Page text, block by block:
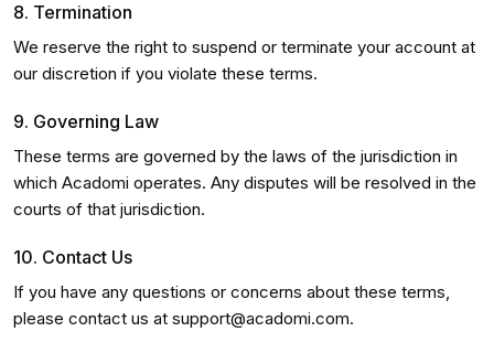
8. Termination
We reserve the right to suspend or terminate your account at
our discretion if you violate these terms.
9. Governing Law
These terms are governed by the laws of the jurisdiction in
which Acadomi operates. Any disputes will be resolved in the
courts of that jurisdiction.
10. Contact Us
If you have any questions or concerns about these terms,
please contact us at support@acadomi.com.